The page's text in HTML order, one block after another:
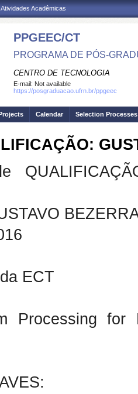
Acadêmicas
PPGEEC/CT
PROGRAMA DE PÓS-
CENTRO DE TECNOLOGIA
E-mail: Not available
https://posgraduacao.ufrn.br/ppgeec
Calendar Selection Processes
ECT
Processing for